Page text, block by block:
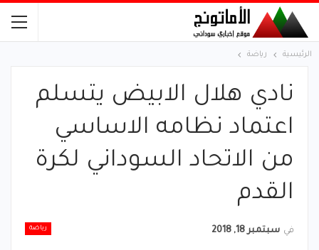
الرئيسية رياضة
نادي هلال الابيض يتسلم
اعتماد نظامه الاساسي
من الاتحاد السوداني لكرة
القدم
رياضة في سبتمبر 18, 2018